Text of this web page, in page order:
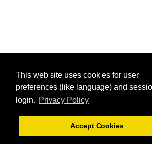
This web site uses cookies for user
preferences (like language) and
login. Privacy Policy
Accept Cookies